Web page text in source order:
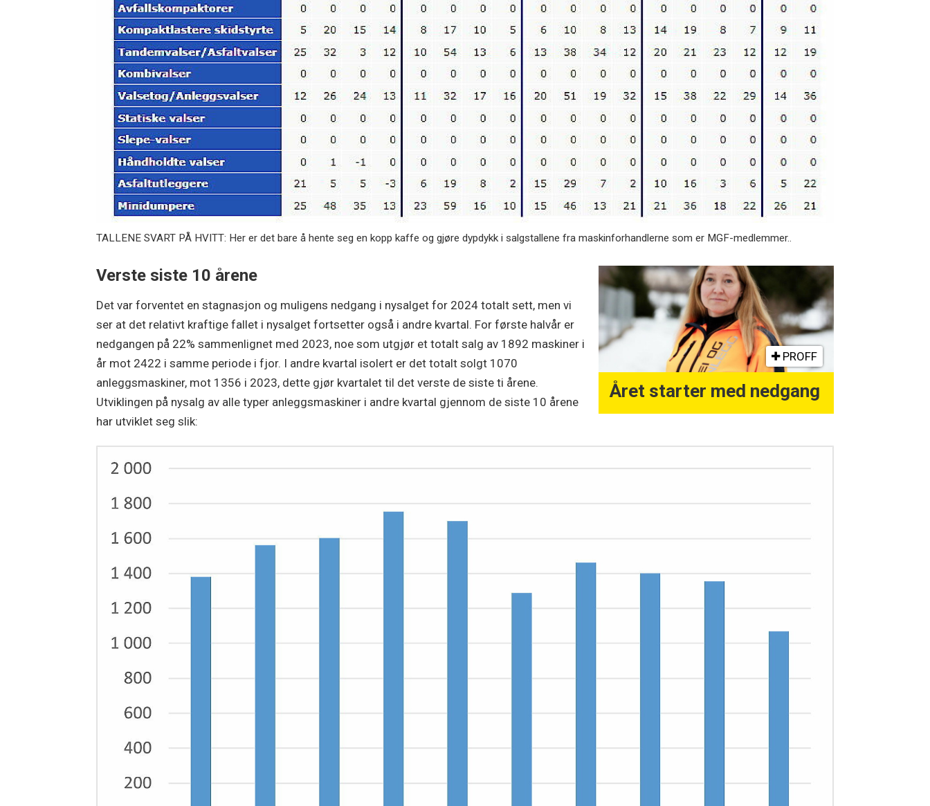
TALLENE SVART PÅ HVITT: Her er det bare å hente seg en kopp kaffe og gjøre dypdykk i salgstallene fra maskinforhandlerne som er MGF-medlemmer..
PROFF
Året starter med nedgang
Verste siste 10 årene
Det var forventet en stagnasjon og muligens nedgang i nysalget for 2024 totalt sett, men vi
ser at det relativt kraftige fallet i nysalget fortsetter også i andre kvartal. For første halvår er
nedgangen på 22% sammenlignet med 2023, noe som utgjør et totalt salg av 1892 maskiner i
år mot 2422 i samme periode i fjor. I andre kvartal isolert er det totalt solgt 1070
anleggsmaskiner, mot 1356 i 2023, dette gjør kvartalet til det verste de siste ti årene.
Utviklingen på nysalg av alle typer anleggsmaskiner i andre kvartal gjennom de siste 10 årene
har utviklet seg slik: